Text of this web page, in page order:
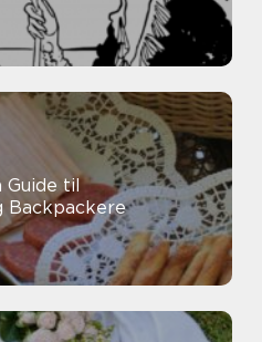
Guide til
Backpackere